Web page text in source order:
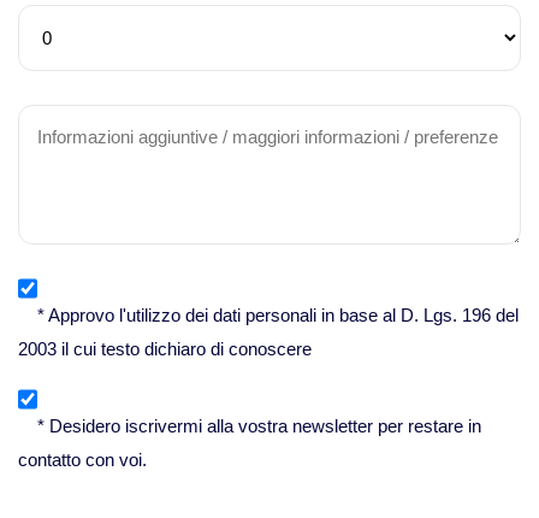
* Approvo l'utilizzo dei dati personali in base al D. Lgs. 196 del
2003 il cui testo dichiaro di conoscere
* Desidero iscrivermi alla vostra newsletter per restare in
contatto con voi.